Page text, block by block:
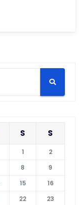
S S
1
2
8
9
15
16
22
23